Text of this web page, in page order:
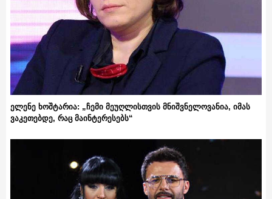
ელენე ხოშტარია: „ჩემი მეუღლისთვის მნიშვნელოვანია, იმას
ვაკეთებდე, რაც მაინტერესებს“